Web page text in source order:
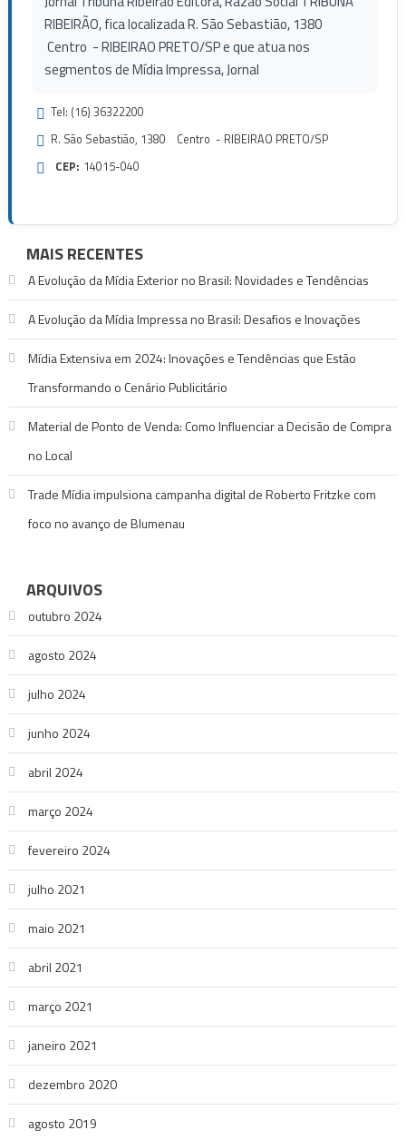
RIBEIRÃO, fica localizada R. São Sebastião, 1380
Centro - RIBEIRAO PRETO/SP e que atua nos
segmentos de Mídia Impressa, Jornal
Tel: (16) 36322200
R. São Sebastião, 1380 Centro - RIBEIRAO PRETO/SP
CEP: 14015-040
MAIS RECENTES
A Evolução da Mídia Exterior no Brasil: Novidades e Tendências
A Evolução da Mídia Impressa no Brasil: Desafios e Inovações
Mídia Extensiva em 2024: Inovações e Tendências que Estão
Transformando o Cenário Publicitário
Material de Ponto de Venda: Como Influenciar a Decisão de Compra
no Local
Trade Mídia impulsiona campanha digital de Roberto Fritzke com
foco no avanço de Blumenau
ARQUIVOS
outubro 2024
agosto 2024
julho 2024
junho 2024
abril 2024
março 2024
fevereiro 2024
julho 2021
maio 2021
abril 2021
março 2021
janeiro 2021
dezembro 2020
agosto 2019